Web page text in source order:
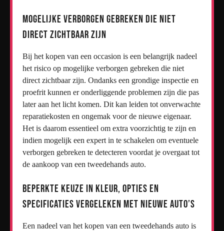
Mogelijke verborgen gebreken die niet
direct zichtbaar zijn
Bij het kopen van een occasion is een belangrijk nadeel
het risico op mogelijke verborgen gebreken die niet
direct zichtbaar zijn. Ondanks een grondige inspectie en
proefrit kunnen er onderliggende problemen zijn die pas
later aan het licht komen. Dit kan leiden tot onverwachte
reparatiekosten en ongemak voor de nieuwe eigenaar.
Het is daarom essentieel om extra voorzichtig te zijn en
indien mogelijk een expert in te schakelen om eventuele
verborgen gebreken te detecteren voordat je overgaat tot
de aankoop van een tweedehands auto.
Beperkte keuze in kleur, opties en
specificaties vergeleken met nieuwe auto’s
Een nadeel van het kopen van een tweedehands auto is